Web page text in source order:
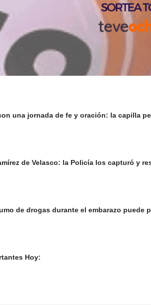
una jornada de fe y oración: la capilla
de Velasco: la Policía los capturó y
de drogas durante el embarazo puede
Hoy: